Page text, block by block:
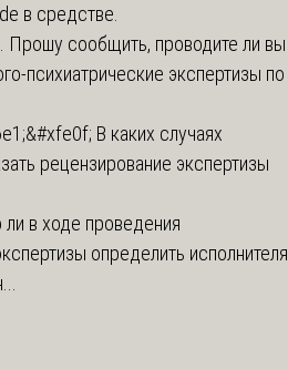
в средстве.
Прошу сообщить, проводите ли вы
психиатрические экспертизы по
В каких случаях
рецензирование экспертизы
в ходе проведения
определить исполнителя